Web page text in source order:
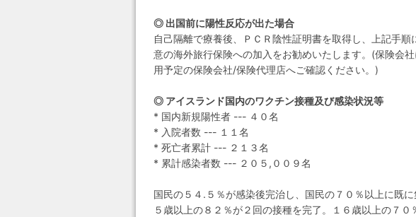
◎ 出国前に陽性反応が出た場合
自己隔離で療養後、ＰＣＲ陰性証明書を取得し、上記手
意の海外旅行保険への加入をお勧めいたします。(保険会
用予定の保険会社/保険代理店へご確認ください。)
◎ アイスランド国内のワクチン接種及び感染状況等
* 国内新規陽性者 --- ４０名
* 入院者数 --- １１名
* 死亡者累計 --- ２１３名
* 累計感染者数 --- ２０５,００９名
国民の５４.５％が感染後完治し、国民の７０％以上に既に
５歳以上の８２％が２回の接種を完了。１６歳以上の７０